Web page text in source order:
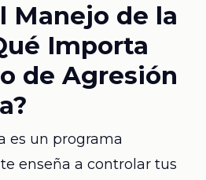
Manejo de la
Importa
de Agresión
es un programa
enseña a controlar tus